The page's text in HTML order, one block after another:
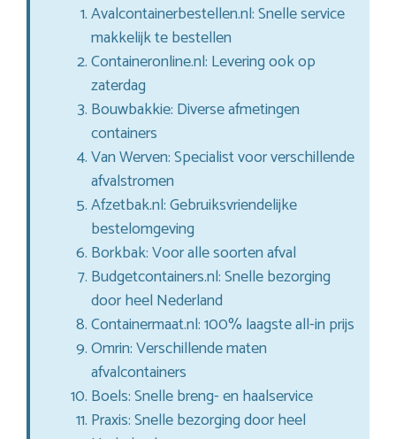
Avalcontainerbestellen.nl: Snelle service
makkelijk te bestellen
Containeronline.nl: Levering ook op
zaterdag
Bouwbakkie: Diverse afmetingen
containers
Van Werven: Specialist voor verschillende
afvalstromen
Afzetbak.nl: Gebruiksvriendelijke
bestelomgeving
Borkbak: Voor alle soorten afval
Budgetcontainers.nl: Snelle bezorging
door heel Nederland
Containermaat.nl: 100% laagste all-in prijs
Omrin: Verschillende maten
afvalcontainers
Boels: Snelle breng- en haalservice
Praxis: Snelle bezorging door heel